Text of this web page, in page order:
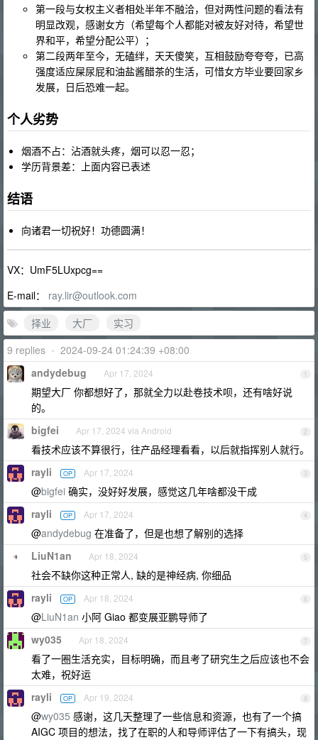
第一段与女权主义者相处半年不融洽，但对两性问题的看法有
明显改观，感谢女方（希望每个人都能对被友好对待，希望世
界和平，希望分配公平）；
第二段两年至今，无磕绊，天天傻笑，互相鼓励夸夸夸，已高
强度适应屎尿屁和油盐酱醋茶的生活，可惜女方毕业要回家乡
发展，日后恐难一起。
个人劣势
烟酒不占：沾酒就头疼，烟可以忍一忍；
学历背景差：上面内容已表述
结语
向诸君一切祝好！功德圆满！
VX：UmF5LUxpcg==
E-mail： ray.lir@outlook.com
择业
大厂
实习
9 replies • 2024-09-24 01:24:39 +08:00
1
andydebug Apr 17, 2024
期望大厂 你都想好了，那就全力以赴卷技术呗，还有啥好说
的。
2
bigfei Apr 17, 2024 via Android
看技术应该不算很行，往产品经理看看，以后就指挥别人就行。
3
rayli OP Apr 17, 2024
@bigfei 确实，没好好发展，感觉这几年啥都没干成
4
rayli OP Apr 17, 2024
@andydebug 在准备了，但是也想了解别的选择
5
LiuN1an Apr 18, 2024
社会不缺你这种正常人, 缺的是神经病, 你细品
6
rayli OP Apr 18, 2024
@LiuN1an 小阿 Giao 都变展亚鹏导师了
7
wy035 Apr 18, 2024
看了一圈生活充实，目标明确，而且考了研究生之后应该也不会
太难，祝好运
8
rayli OP Apr 19, 2024
@wy035 感谢，这几天整理了一些信息和资源，也有了一个搞
AIGC 项目的想法，找了在职的人和导师评估了一下有搞头，现